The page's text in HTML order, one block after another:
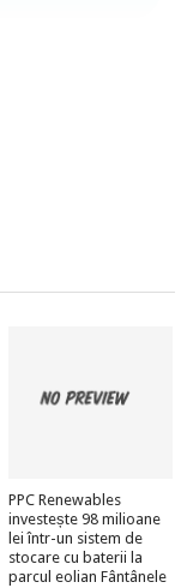
PPC Renewables
investește 98 milioane
lei într-un sistem de
stocare cu baterii la
parcul eolian Fântânele